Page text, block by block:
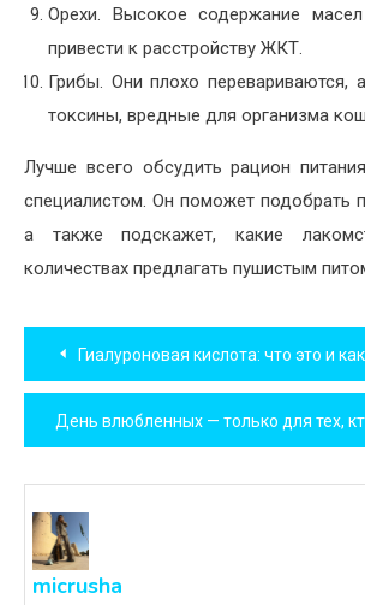
Орехи. Высокое содержание
привести к расстройству ЖКТ.
Грибы. Они плохо перевариваются,
токсины, вредные для организма
Лучше всего обсудить рацион
специалистом. Он поможет подобрать
а также подскажет, какие
количествах предлагать пушистым
Навигация
по
записям
Гиалуроновая кислота: что это и
micrusha